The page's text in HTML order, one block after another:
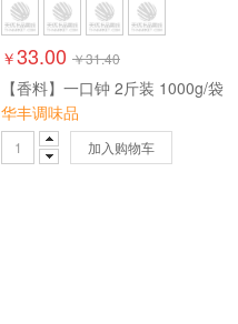
￥33.00 ￥31.40
【香料】一口钟 2斤装 1000g/袋
华丰调味品
加入购物车